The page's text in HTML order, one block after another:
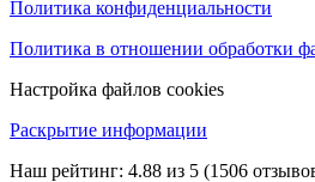
Политика конфиденциальности
Политика в отношении обработки
Настройка файлов cookies
Раскрытие информации
Наш рейтинг: 4.88 из 5 (1506